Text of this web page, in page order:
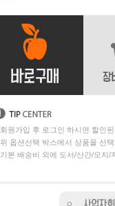
회원가입 후 로그인 하시면 할인
위 옵션선택 박스에서 상품을 선
기본 배송비 외에 도서/산간/오지/